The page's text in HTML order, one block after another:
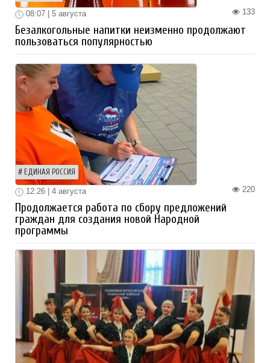
133
08:07 | 5 августа
Безалкогольные напитки неизменно продолжают
пользоваться популярностью
ЕДИНАЯ РОССИЯ
220
12:26 | 4 августа
Продолжается работа по сбору предложений
граждан для создания новой Народной
программы